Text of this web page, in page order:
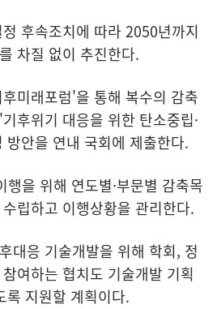
후속조치에 따라 2050년까지
차질 없이 추진한다.
미래포럼'을 통해 복수의 감축
후위기 대응을 위한 탄소중립·
안을 연내 국회에 제출한다.
을 위해 연도별·부문별 감축목
립하고 이행상황을 관리한다.
대응 기술개발을 위해 학회, 정
여하는 협치도 기술개발 기획
록 지원할 계획이다.